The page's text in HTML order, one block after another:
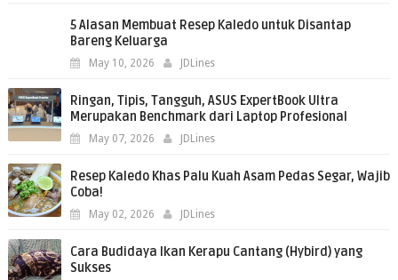
5 Alasan Membuat Resep Kaledo untuk Disantap
Bareng Keluarga
May 10, 2026 JDLines
Ringan, Tipis, Tangguh, ASUS ExpertBook Ultra
Merupakan Benchmark dari Laptop Profesional
May 07, 2026 JDLines
Resep Kaledo Khas Palu Kuah Asam Pedas Segar, Wajib
Coba!
May 02, 2026 JDLines
Cara Budidaya Ikan Kerapu Cantang (Hybird) yang
Sukses